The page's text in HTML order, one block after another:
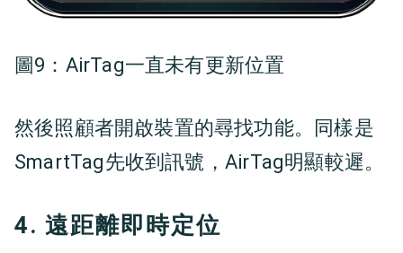
圖9： AirTag一直未有更新位置
然後照顧者開啟裝置的尋找功能。同樣是
SmartTag先收到訊號，AirTag明顯較遲。
4. 遠距離即時定位